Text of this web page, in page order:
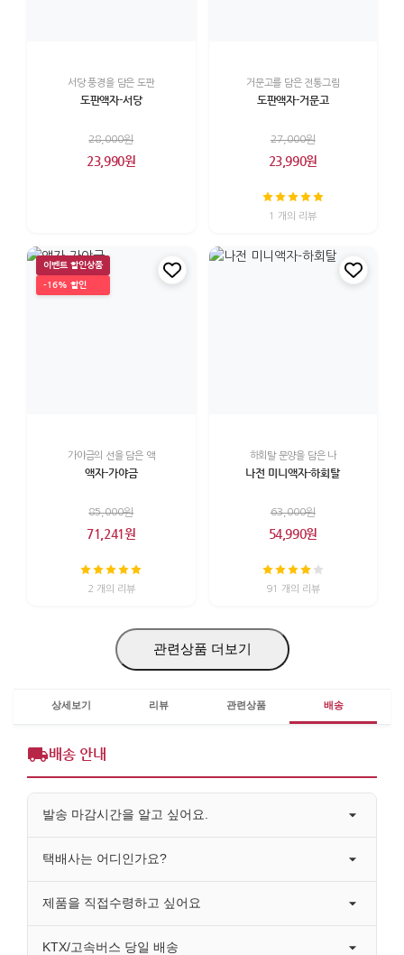
서당 풍경을 담은 도판
도판액자-서당
28,000원
23,990원
거문고를 담은 전통그림
도판액자-거문고
27,000원
23,990원
1 개의 리뷰
이벤트 할인상품
-16% 할인
가야금의 선을 담은 액
액자-가야금
85,000원
71,241원
2 개의 리뷰
하회탈 문양을 담은 나
나전 미니액자-하회탈
63,000원
54,990원
91 개의 리뷰
관련상품 더보기
상세보기 리뷰 관련상품 배송
배송 안내
발송 마감시간을 알고 싶어요.
택배사는 어디인가요?
제품을 직접수령하고 싶어요
KTX/고속버스 당일 배송